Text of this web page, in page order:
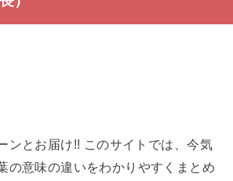
ンとお届け!! このサイトでは、今気
の意味の違いをわかりやすくまとめ